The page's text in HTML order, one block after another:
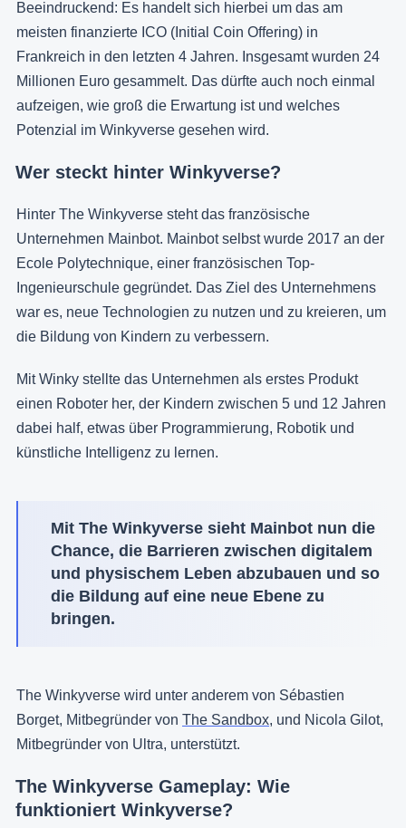
Beeindruckend: Es handelt sich hierbei um das am
meisten finanzierte ICO (Initial Coin Offering) in
Frankreich in den letzten 4 Jahren. Insgesamt wurden 24
Millionen Euro gesammelt. Das dürfte auch noch einmal
aufzeigen, wie groß die Erwartung ist und welches
Potenzial im Winkyverse gesehen wird.
Wer steckt hinter Winkyverse?
Hinter The Winkyverse steht das französische
Unternehmen Mainbot. Mainbot selbst wurde 2017 an der
Ecole Polytechnique, einer französischen Top-
Ingenieurschule gegründet. Das Ziel des Unternehmens
war es, neue Technologien zu nutzen und zu kreieren, um
die Bildung von Kindern zu verbessern.
Mit Winky stellte das Unternehmen als erstes Produkt
einen Roboter her, der Kindern zwischen 5 und 12 Jahren
dabei half, etwas über Programmierung, Robotik und
künstliche Intelligenz zu lernen.
Mit The Winkyverse sieht Mainbot nun die
Chance, die Barrieren zwischen digitalem
und physischem Leben abzubauen und so
die Bildung auf eine neue Ebene zu
bringen.
The Winkyverse wird unter anderem von Sébastien
Borget, Mitbegründer von The Sandbox, und Nicola Gilot,
Mitbegründer von Ultra, unterstützt.
The Winkyverse Gameplay: Wie
funktioniert Winkyverse?